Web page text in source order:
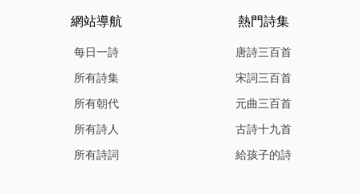
網站導航
每日一詩
所有詩集
所有朝代
所有詩人
所有詩詞
熱門詩集
唐詩三百首
宋詞三百首
元曲三百首
古詩十九首
給孩子的詩